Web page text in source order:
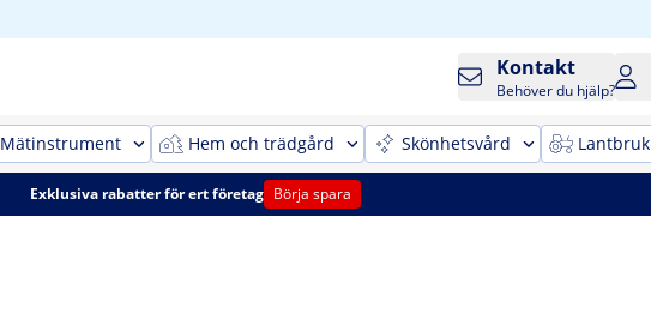
Kontakt
Behöver du hjälp?
Mätinstrument Hem och trädgård Skönhetsvård Lantbruk
Exklusiva rabatter för ert företag Börja spara